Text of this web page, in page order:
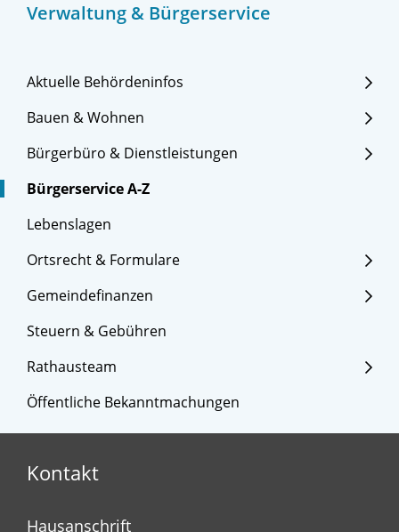
Verwaltung & Bürgerservice
Aktuelle Behördeninfos
Bauen & Wohnen
Bürgerbüro & Dienstleistungen
Bürgerservice A-Z
Lebenslagen
Ortsrecht & Formulare
Gemeindefinanzen
Steuern & Gebühren
Rathausteam
Öffentliche Bekanntmachungen
Kontakt
Hausanschrift